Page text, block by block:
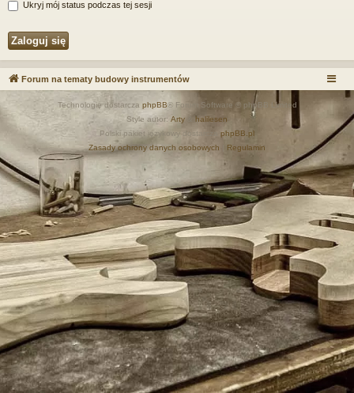
Ukryj mój status podczas tej sesji
Forum na tematy budowy instrumentów
Technologię dostarcza phpBB® Forum Software © phpBB Limited
Style autor: Arty
halilesen
Polski pakiet językowy dostarcza phpBB.pl
Zasady ochrony danych osobowych
Regulamin